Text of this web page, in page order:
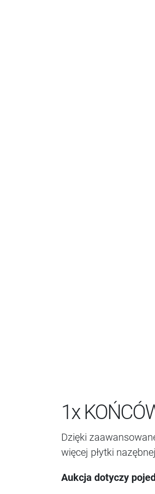
1x
Dzięki
więcej płytki
Aukcja dotyczy